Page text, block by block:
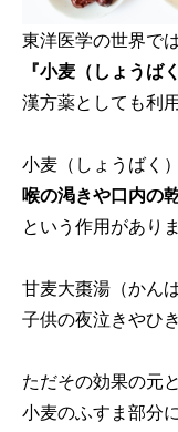
東洋医学の世界で
『小麦（しょうば
漢方薬としても利
小麦（しょうばく
喉の渇きや口内の
という作用がありま
甘麦大棗湯（かん
子供の夜泣きやひ
ただその効果の元
小麦のふすま部分